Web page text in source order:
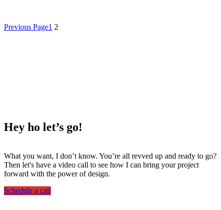
Previous Page1 2
Hey ho let’s go!
What you want, I don’t know. You’re all revved up and ready to go?
Then let's have a video call to see how I can bring your project
forward with the power of design.
Schedule a call